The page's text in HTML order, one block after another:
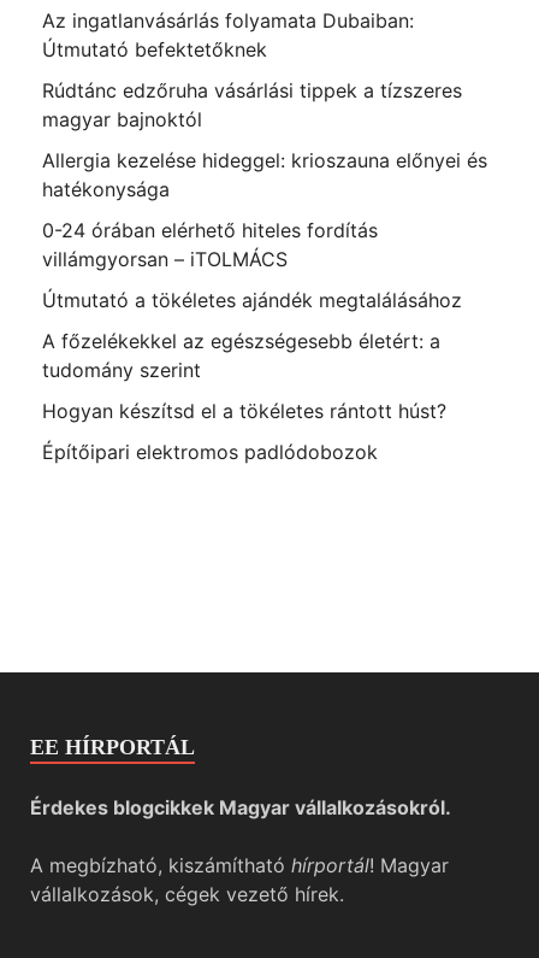
Az ingatlanvásárlás folyamata Dubaiban:
Útmutató befektetőknek
Rúdtánc edzőruha vásárlási tippek a tízszeres
magyar bajnoktól
Allergia kezelése hideggel: krioszauna előnyei és
hatékonysága
0-24 órában elérhető hiteles fordítás
villámgyorsan – iTOLMÁCS
Útmutató a tökéletes ajándék megtalálásához
A főzelékekkel az egészségesebb életért: a
tudomány szerint
Hogyan készítsd el a tökéletes rántott húst?
Építőipari elektromos padlódobozok
EE HÍRPORTÁL
Érdekes blogcikkek Magyar vállalkozásokról.
A megbízható, kiszámítható hírportál! Magyar
vállalkozások, cégek vezető hírek.